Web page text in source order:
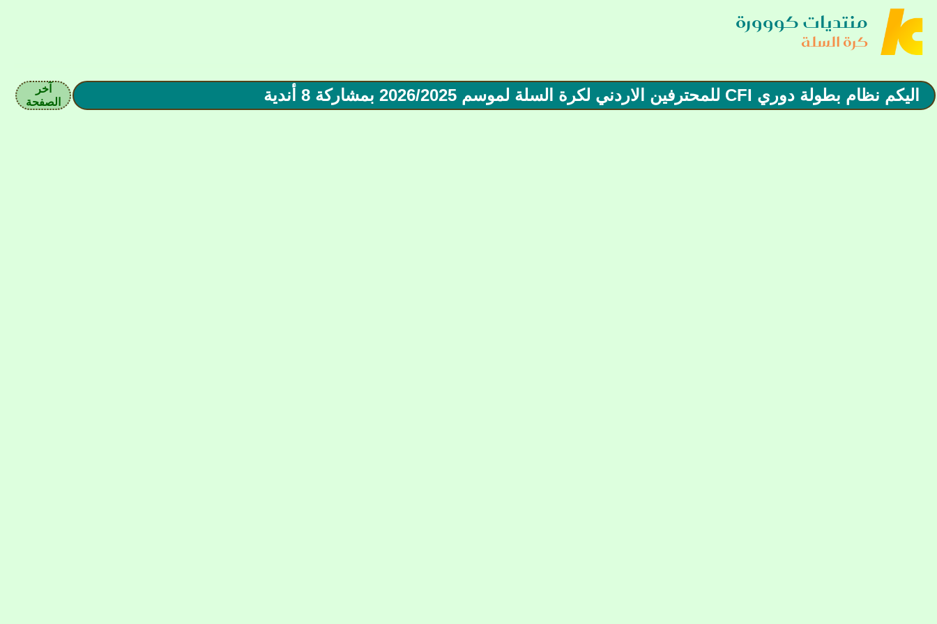
منتديات كووورة
كرة السلة
اليكم نظام بطولة دوري CFI للمحترفين الاردني لكرة السلة لموسم 2026/2025 بمشاركة 8 أندية
آخر
الصفحة